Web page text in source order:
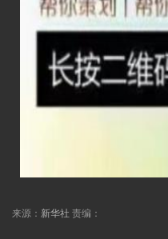
来源： 新华社 责编：